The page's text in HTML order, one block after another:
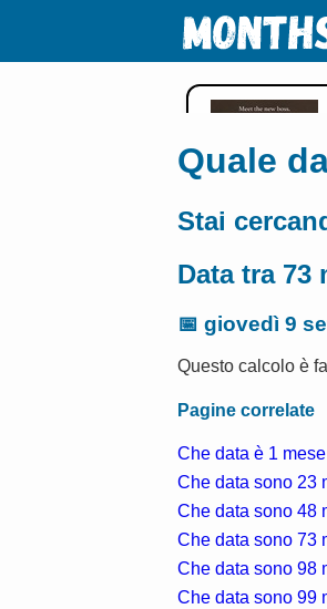
Quale
Stai
Data tra 73
📅 giovedì 9
Questo calcolo è
Pagine correlate
Che data è 1
Che data sono 23
Che data sono 48
Che data sono 73
Che data sono 98
Che data sono 99